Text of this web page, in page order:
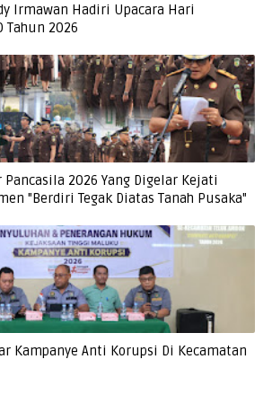
Irmawan Hadiri Upacara Hari
Tahun 2026
2026 Yang Digelar Kejati
"Berdiri Tegak Diatas Tanah Pusaka"
Kampanye Anti Korupsi Di Kecamatan